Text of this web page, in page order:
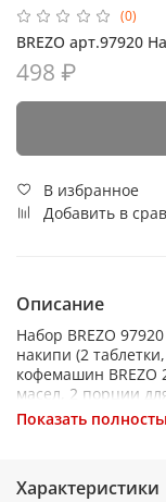
(0)
BREZO арт.97920
498 ₽
В избранное
Добавить в
Описание
Набор BREZO
накипи (2
кофемашин BREZO
масел, 2 порции
отложений 97920
Показать
Характеристики